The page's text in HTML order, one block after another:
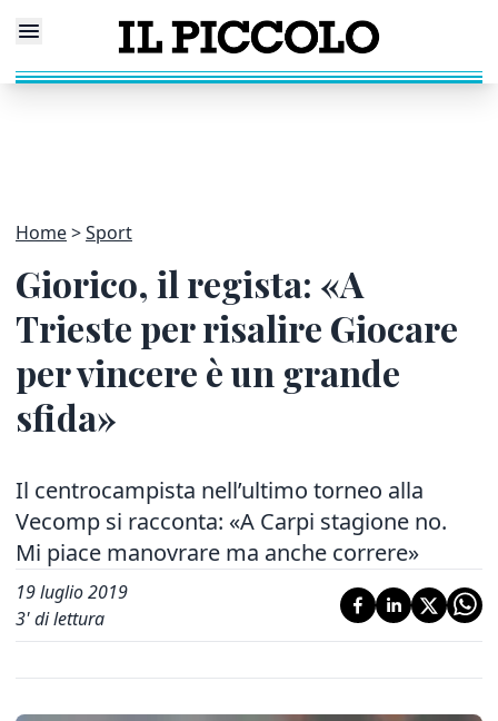
Home Sport
Giorico, il regista: «A
Trieste per risalire Giocare
per vincere è un grande
sfida»
Il centrocampista nell’ultimo torneo alla
Vecomp si racconta: «A Carpi stagione no.
Mi piace manovrare ma anche correre»
19 luglio 2019
3' di lettura